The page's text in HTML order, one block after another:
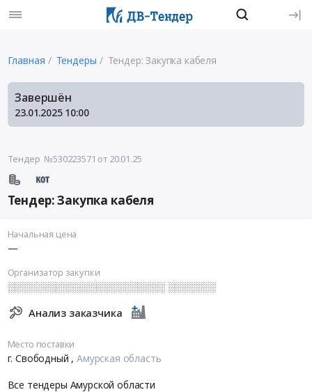
Главная Тендеры Тендер: Закупка кабеля
Завершён
23.01.2025 10:00
Тендер №530223571 от 20.01.25
Тендер: Закупка кабеля
Начальная цена
—
Организатор закупки
░░░░░░░░░░░░░░░░░░░░░░░ ░░░░░░░
Анализ заказчика
Место поставки
г. Свободный ,Амурская область
Все тендеры Амурской области